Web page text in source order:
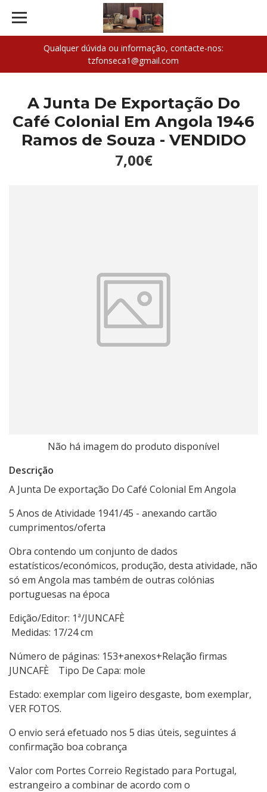
Qualquer dúvida ou informação, contacte-nos:
tzfonseca1@gmail.com
A Junta De Exportação Do
Café Colonial Em Angola 1946
Ramos de Souza - VENDIDO
7,00€
Não há imagem do produto disponível
Descrição
A Junta De exportação Do Café Colonial Em Angola
5 Anos de Atividade 1941/45 - anexando cartão
cumprimentos/oferta
Obra contendo um conjunto de dados
estatísticos/económicos, produção, desta atividade, não
só em Angola mas também de outras colónias
portuguesas na época
Edição/Editor: 1ª/JUNCAFÈ
Medidas: 17/24 cm
Número de páginas: 153+anexos+Relação firmas
JUNCAFÈ Tipo De Capa: mole
Estado: exemplar com ligeiro desgaste, bom exemplar,
VER FOTOS.
O envio será efetuado nos 5 dias úteis, seguintes á
confirmação boa cobrança
Valor com Portes Correio Registado para Portugal,
estrangeiro a combinar de acordo com o